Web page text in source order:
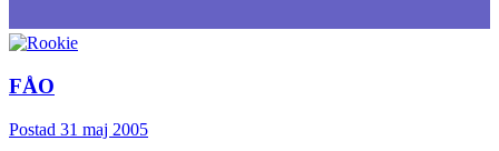
FÅO
Postad 31 maj 2005